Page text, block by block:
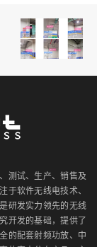
测试、生产、销售及
于软件无线电技术、
研发实力领先的无线
开发的基础，提供了
的配套射频功放、中